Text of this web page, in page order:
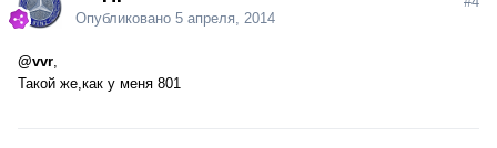
Опубликовано 5 апреля, 2014
@vvr,
Такой же,как у меня 801